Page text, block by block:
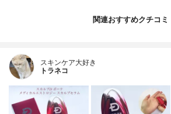
関連おすすめクチコミ
スキンケア大好き
トラネコ